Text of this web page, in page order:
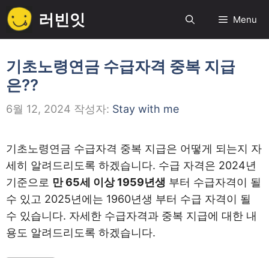
텐
츠
건
너
뛰
러빈잇 Menu
기초노령연금 수급자격 중복 지급
은??
6월 12, 2024 작성자: Stay with me
기초노령연금 수급자격 중복 지급은 어떻게 되는지 자
세히 알려드리도록 하겠습니다. 수급 자격은 2024년
기준으로 만 65세 이상 1959년생 부터 수급자격이 될
수 있고 2025년에는 1960년생 부터 수급 자격이 될
수 있습니다. 자세한 수급자격과 중복 지급에 대한 내
용도 알려드리도록 하겠습니다.